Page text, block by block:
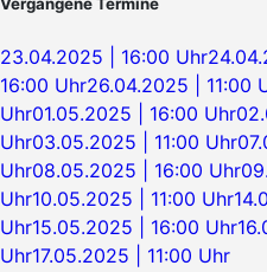
Vergangene Termine
23.04.2025 | 16:00 Uhr
16:00 Uhr26.04.2025 | 11:00
Uhr01.05.2025 | 16:00 Uhr
Uhr03.05.2025 | 11:00 Uhr
Uhr08.05.2025 | 16:00 Uhr
Uhr10.05.2025 | 11:00 Uhr
Uhr15.05.2025 | 16:00 Uhr
Uhr17.05.2025 | 11:00 Uhr